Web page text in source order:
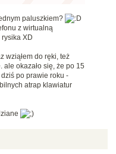
paluszkiem?
z wirtualną
rysika XD
wziąłem do ręki, też
ale okazało się, że po 15
po prawie roku -
atrap klawiatur